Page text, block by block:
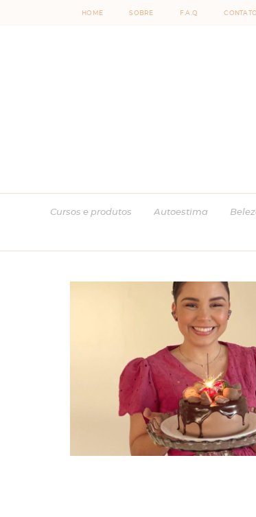
HOME SOBRE F.A.Q CONTATO
Cursos e produtos Autoestima